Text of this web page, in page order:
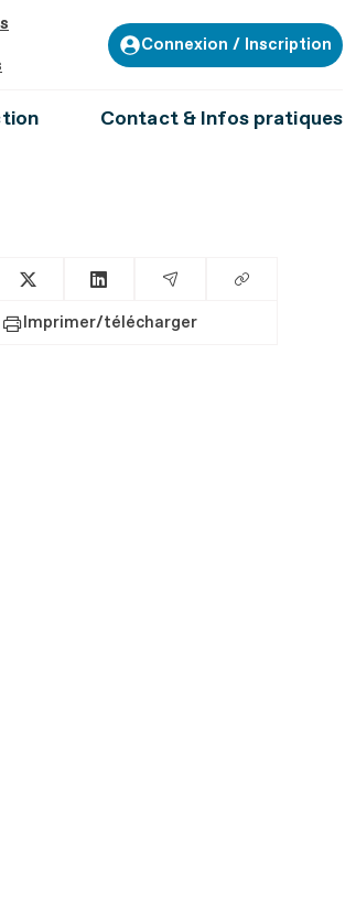
Connexion / Inscription
Contact & Infos pratiques
sur Facebook
Partager sur XPartager sur LinkedIn
Partager par Email
Copier le lien
Imprimer/télécharger